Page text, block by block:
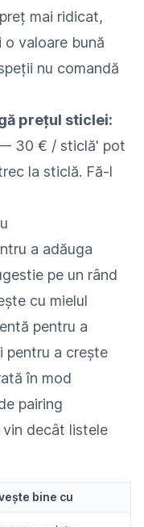
mai ridicat,
o valoare bună
nu comandă
prețul sticlei:
30 € / sticlă' pot
la sticlă. Fă-l
a adăuga
pe un rând
cu mielul
pentru a
pentru a crește
în mod
pairing
vin decât listele
bine cu